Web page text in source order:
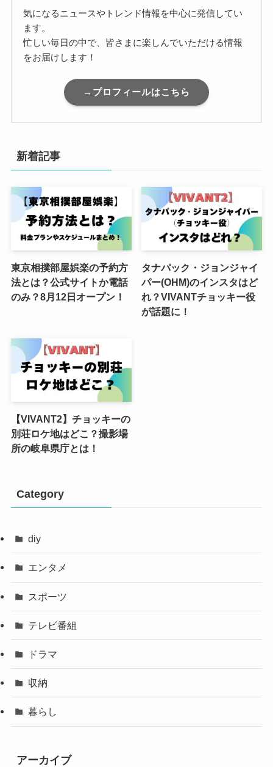
気になるニュースやトレンド情報を中心に発信してい
ます。
忙しい毎日の中で、皆さまに楽しんでいただける情報
をお届けします！
→プロフィールはこちら
新着記事
東京相撲部屋娯楽の予約方
法とは？公式サイトか電話
のみ？8月12日オープン！
タナパック・ジョンジャイ
パー(OHM)のインスタはど
れ？VIVANTチョッキー役
が話題に！
【VIVANT2】チョッキーの
別荘ロケ地はどこ？撮影場
所の岐阜県庁とは！
Category
diy
エンタメ
スポーツ
テレビ番組
ドラマ
収納
暮らし
アーカイブ